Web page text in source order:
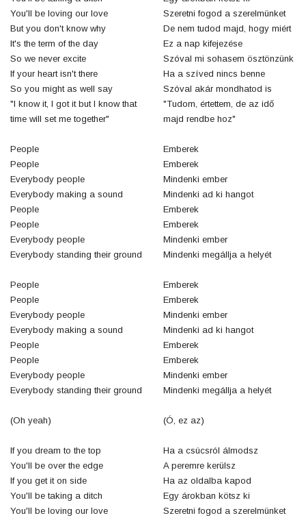
You'll be loving our love
But you don't know why
It's the term of the day
So we never excite
If your heart isn't there
So you might as well say
"I know it, I got it but I know that
time will set me together"
People
People
Everybody people
Everybody making a sound
People
People
Everybody people
Everybody standing their ground
People
People
Everybody people
Everybody making a sound
People
People
Everybody people
Everybody standing their ground
(Oh yeah)
If you dream to the top
You'll be over the edge
If you get it on side
You'll be taking a ditch
You'll be loving our love
Szeretni fogod a szerelmünket
De nem tudod majd, hogy miért
Ez a nap kifejezése
Szóval mi sohasem ösztönzünk
Ha a szíved nincs benne
Szóval akár mondhatod is
"Tudom, értettem, de az idő
majd rendbe hoz"
Emberek
Emberek
Mindenki ember
Mindenki ad ki hangot
Emberek
Emberek
Mindenki ember
Mindenki megállja a helyét
Emberek
Emberek
Mindenki ember
Mindenki ad ki hangot
Emberek
Emberek
Mindenki ember
Mindenki megállja a helyét
(Ó, ez az)
Ha a csúcsról álmodsz
A peremre kerülsz
Ha az oldalba kapod
Egy árokban kötsz ki
Szeretni fogod a szerelmünket